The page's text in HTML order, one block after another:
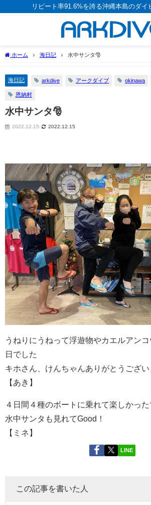
リピート率91.6%を誇る沖縄本島のダイ
ホーム 海日記 水中サンタ🎅
海日記 arkdive アークダイブ okinawa
恩納村
水中サンタ🎅
2022.12.15 2022.12.15
うねりにうねって浮遊物やカエルアン
日でした
キホさん、けんちゃんありがとうござい
【あき】
４日間４種のボートに乗れて楽しかった
水中サンタも見れてGood！
【ミネ】
LINE
この記事を書いた人